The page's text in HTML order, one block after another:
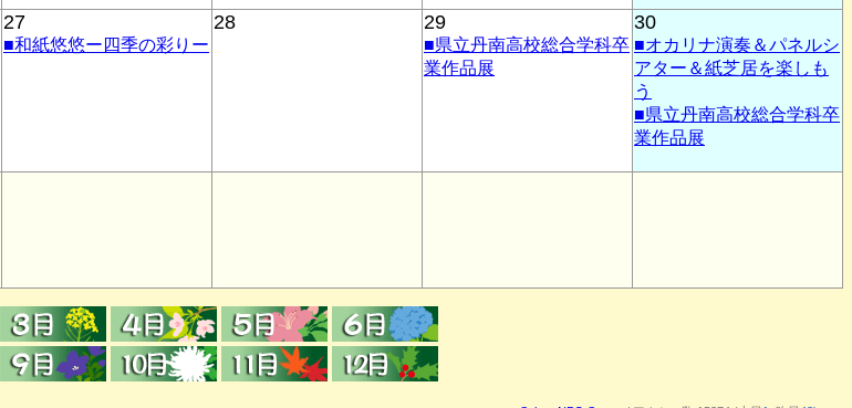
27
■和紙悠悠ー四季の彩りー
28 29
■県立丹南高校総合学科卒
業作品展
30
■オカリナ演奏＆パネルシ
アター＆紙芝居を楽しも
う
■県立丹南高校総合学科卒
業作品展